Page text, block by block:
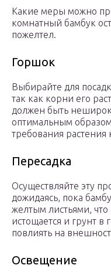
Какие меры можно
комнатный бамбук
пожелтел.
Горшок
Выбирайте для
так как корни его
должен быть
оптимальным
требования растения
Пересадка
Осуществляйте эту
дожидаясь, пока
желтым листьями,
истощается и грунт в
повлиять на
Освещение